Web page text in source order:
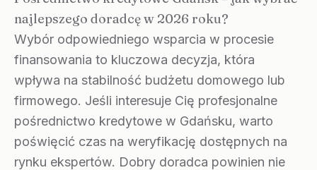
najlepszego doradcę w 2026 roku?
Wybór odpowiedniego wsparcia w procesie
finansowania to kluczowa decyzja, która
wpływa na stabilność budżetu domowego lub
firmowego. Jeśli interesuje Cię profesjonalne
pośrednictwo kredytowe w Gdańsku, warto
poświęcić czas na weryfikację dostępnych na
rynku ekspertów. Dobry doradca powinien nie